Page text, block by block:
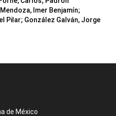
Imer Benjamín;
Pilar; González Galván, Jorge
de México